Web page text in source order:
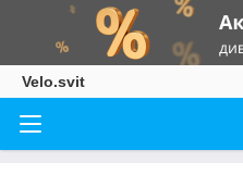
Velo.svit